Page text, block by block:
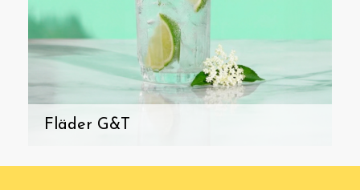
Fläder G&T